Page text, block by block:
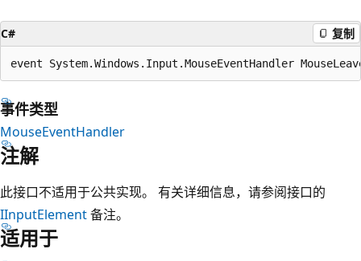
C# 复制
event System.Windows.Input.MouseEventHandler
事件类型
MouseEventHandler
注解
此接口不适用于公共实现。 有关详细信息，请参阅接口的
IInputElement备注。
适用于